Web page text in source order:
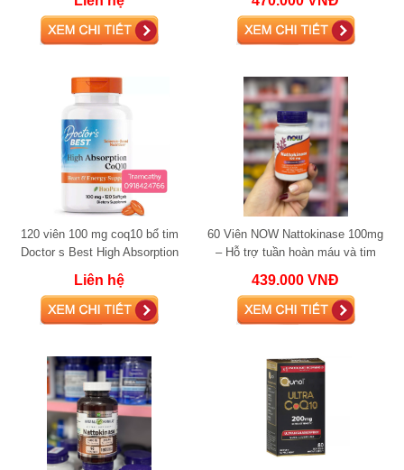
with Bi
lượng tế bào, b
120 viên 100 mg coq10 bổ tim
Doctor s Best High Absorption
Viên uống hỗ
Liên hệ
60 Viên NOW Nattokinase 100mg
– Hỗ trợ tuần hoàn máu và tim
quỵ
439.000 VNĐ